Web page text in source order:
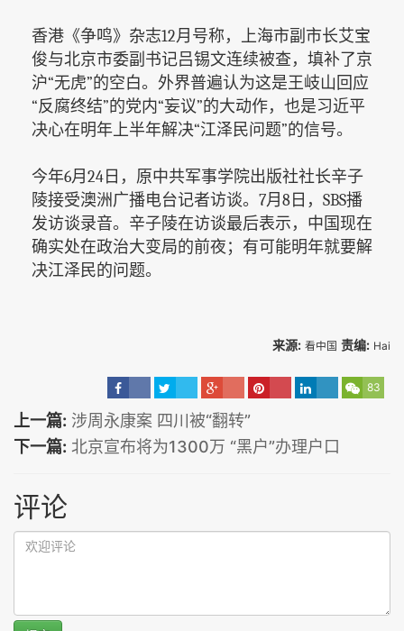
香港《争鸣》杂志12月号称，上海市副市长艾宝
俊与北京市委副书记吕锡文连续被查，填补了京
沪“无虎”的空白。外界普遍认为这是王岐山回应
“反腐终结”的党内“妄议”的大动作，也是习近平
决心在明年上半年解决“江泽民问题”的信号。
今年6月24日，原中共军事学院出版社社长辛子
陵接受澳洲广播电台记者访谈。7月8日，SBS播
发访谈录音。辛子陵在访谈最后表示，中国现在
确实处在政治大变局的前夜；有可能明年就要解
决江泽民的问题。
来源: 看中国 责编: Hai
83
上一篇: 涉周永康案 四川被“翻转”
下一篇: 北京宣布将为1300万 “黑户”办理户口
评论